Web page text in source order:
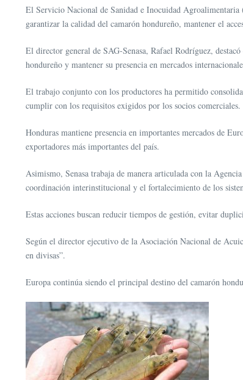
El Servicio Nacional de Sanidad e Inocuidad
garantizar la calidad del camarón hondureño, mantener el
El director general de SAG-Senasa, Rafael Rodríguez,
hondureño y mantener su presencia en mercados
El trabajo conjunto con los productores ha permitido
cumplir con los requisitos exigidos por los socios comerciales.
Honduras mantiene presencia en importantes mercados de
exportadores más importantes del país.
Asimismo, Senasa trabaja de manera articulada con la
coordinación interinstitucional y el fortalecimiento de los
Estas acciones buscan reducir tiempos de gestión, evitar
Según el director ejecutivo de la Asociación Nacional de
en divisas”.
Europa continúa siendo el principal destino del camarón